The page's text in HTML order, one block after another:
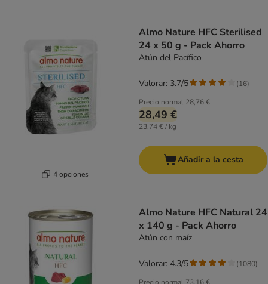
4 opciones
Almo Nature HFC Sterilised
24 x 50 g - Pack Ahorro
Atún del Pacífico
Precio normal 28,76 €
28,49 €
23,74 € / kg
Valorar: 3.7/5 (16)
Añadir a la cesta
Almo Nature HFC Natural 24
x 140 g - Pack Ahorro
Atún con maíz
Valorar: 4.3/5 (1080)